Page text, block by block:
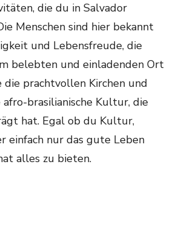
die du in Salvador
Menschen sind hier bekannt
und Lebensfreude, die
belebten und einladenden Ort
die prachtvollen Kirchen und
brasilianische Kultur, die
hat. Egal ob du Kultur,
einfach nur das gute Leben
alles zu bieten.